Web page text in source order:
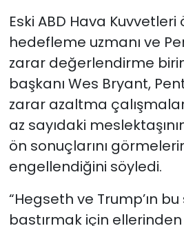
Eski ABD Hava
hedefleme uzmanı ve
zarar değerlendirme
başkanı Wes Bryant,
zarar azaltma
az sayıdaki
ön sonuçlarını
engellendiğini söyledi.
“Hegseth ve Trump’ın
bastırmak için